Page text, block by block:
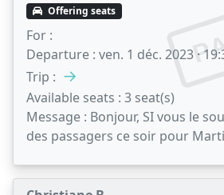
Offering seats
For :
Departure : ven. 1 déc. 2023 ·
Trip : →
Available seats : 3 seat(s)
Message : Bonjour, SI vous le
des passagers ce soir pour